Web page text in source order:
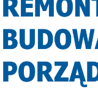
„Antczak i